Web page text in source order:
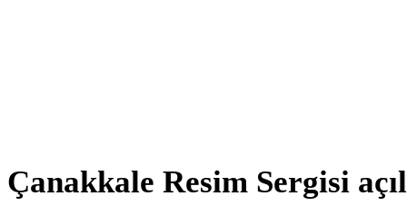
Çanakkale Resim Sergisi